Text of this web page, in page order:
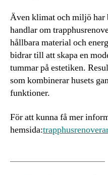
Även klimat och miljö
handlar om
hållbara material och
bidrar till att skapa en
tummar på estetiken.
som kombinerar husets
funktioner.
För att kunna få mer
hemsida: